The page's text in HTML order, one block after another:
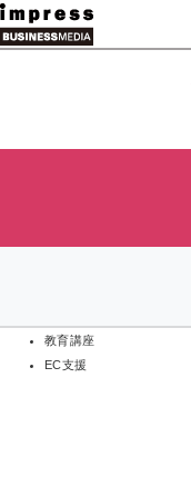
メ
イ
教育講座
EC支援